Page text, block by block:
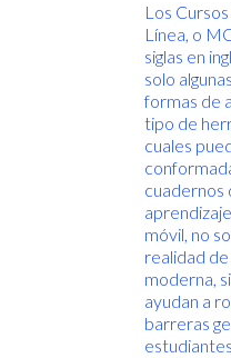
Los
Línea, o
siglas en
solo
formas de
tipo de
cuales
cuadernos
móvil, no
realidad
moderna,
ayudan a
barreras